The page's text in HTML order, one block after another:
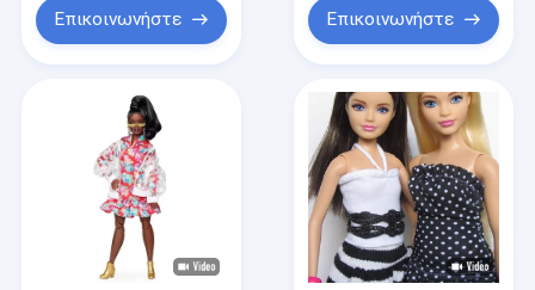
Επικοινωνήστε Επικοινωνήστε